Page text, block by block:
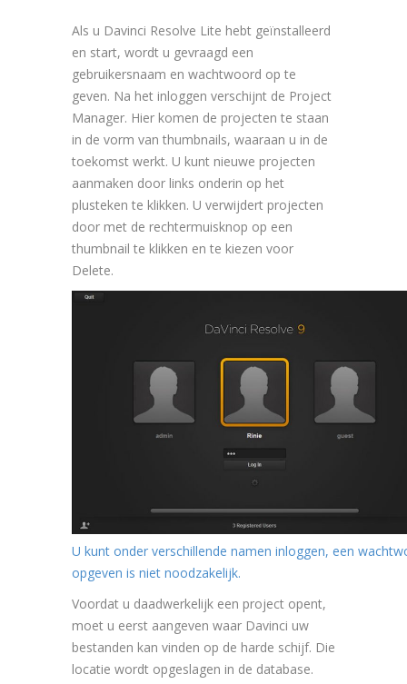
Als u Davinci Resolve Lite hebt geïnstalleerd
en start, wordt u gevraagd een
gebruikersnaam en wachtwoord op te
geven. Na het inloggen verschijnt de Project
Manager. Hier komen de projecten te staan
in de vorm van thumbnails, waaraan u in de
toekomst werkt. U kunt nieuwe projecten
aanmaken door links onderin op het
plusteken te klikken. U verwijdert projecten
door met de rechtermuisknop op een
thumbnail te klikken en te kiezen voor
Delete.
U kunt onder verschillende namen inloggen, een
opgeven is niet noodzakelijk.
Voordat u daadwerkelijk een project opent,
moet u eerst aangeven waar Davinci uw
bestanden kan vinden op de harde schijf. Die
locatie wordt opgeslagen in de database.